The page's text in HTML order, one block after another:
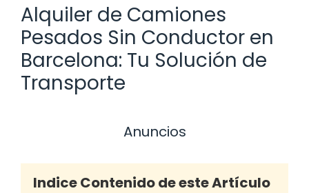
Alquiler de Camiones
Pesados Sin Conductor en
Barcelona: Tu Solución de
Transporte
Anuncios
Indice Contenido de este Artículo